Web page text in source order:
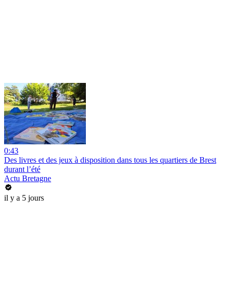
0:43
Des livres et des jeux à disposition dans tous les quartiers de Brest
durant l’été
Actu Bretagne
il y a 5 jours